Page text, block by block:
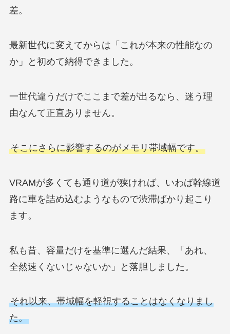
差。
最新世代に変えてからは「これが本来の性能なの
か」と初めて納得できました。
一世代違うだけでここまで差が出るなら、迷う理
由なんて正直ありません。
そこにさらに影響するのがメモリ帯域幅です。
VRAMが多くても通り道が狭ければ、いわば幹線道
路に車を詰め込むようなもので渋滞ばかり起こり
ます。
私も昔、容量だけを基準に選んだ結果、「あれ、
全然速くないじゃないか」と落胆しました。
それ以来、帯域幅を軽視することはなくなりまし
た。